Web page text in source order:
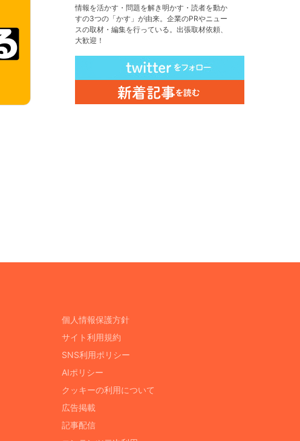
情報を活かす・問題を解き明かす・読者を動か
すの3つの「かす」が由来。企業のPRやニュー
スの取材・編集を行っている。出張取材依頼、
大歓迎！
個人情報保護方針
サイト利用規約
SNS利用ポリシー
AIポリシー
クッキーの利用について
広告掲載
記事配信